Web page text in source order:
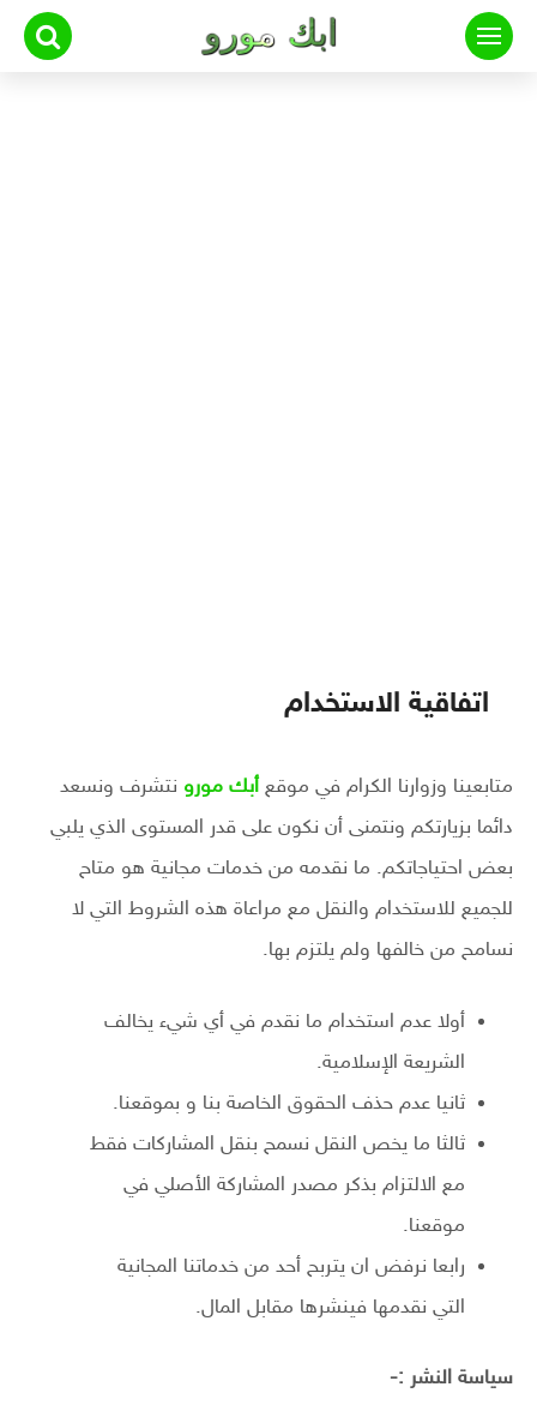
التجاوز
المحتوى
اتفاقية الاستخدام
متابعينا وزوارنا الكرام في موقع أبك مورو نتشرف ونسعد
دائما بزيارتكم ونتمنى أن نكون على قدر المستوى الذي يلبي
بعض احتياجاتكم. ما نقدمه من خدمات مجانية هو متاح
للجميع للاستخدام والنقل مع مراعاة هذه الشروط التي لا
نسامح من خالفها ولم يلتزم بها.
أولا عدم استخدام ما نقدم في أي شيء يخالف
الشريعة الإسلامية.
ثانيا عدم حذف الحقوق الخاصة بنا و بموقعنا.
ثالثا ما يخص النقل نسمح بنقل المشاركات فقط
مع الالتزام بذكر مصدر المشاركة الأصلي في
موقعنا.
رابعا نرفض ان يتربح أحد من خدماتنا المجانية
التي نقدمها فينشرها مقابل المال.
سياسة النشر :-